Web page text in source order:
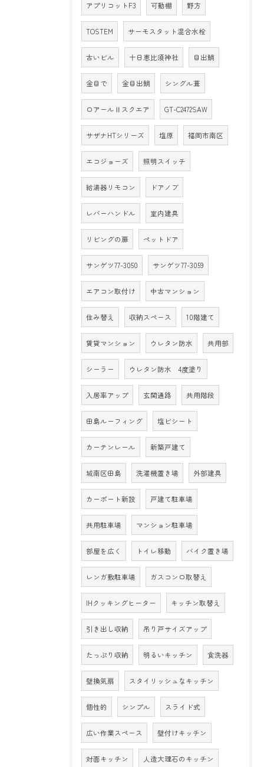
アプリコットF3 可動棚 野方
TOSTEM サーモスタット混合水栓
古いビル 十日恵比須神社 目出鯛
金目で 金目出鯛 シングル葺
ロアールⅡスクエア GT-C2472SAW
サザナHTシリーズ 塩原 福岡市南区
エコジョーズ 照明スイッチ
給湯器リモコン ドアノブ
レバーハンドル 室内建具
リビングの扉 ペットドア
サンゲツ77-3050 サンゲツ77-3059
エアコン取付け 中古マンション
住み替え 収納スペース 10階建て
賃貸マンション ウレタン防水 共用部
シーラー ウレタン防水 4度塗り
入居率アップ 玄関通路 共用階段
田島ルーフィング 塩ビシート
カーテンレール 新築戸建て
城南区田島 洗濯機置き場 外部建具
カーポート新設 戸建て駐車場
共用駐車場 マンション駐車場
部屋を広く トイレ移動 バイク置き場
レンガ敷駐車場 ガスコンロ取替え
IHクッキングヒーター キッチン取替え
引き出し収納 吊り戸サイズアップ
たっぷり収納 明るいキッチン 食洗器
壁換気扇 スタイリッシュなキッチン
個性的 シンプル スライド式
広い作業スペース 壁付けキッチン
対面キッチン 人造大理石のキッチン